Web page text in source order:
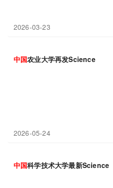
2026-03-23
中国农业大学再发Science
2026-05-24
中国科学技术大学最新Science